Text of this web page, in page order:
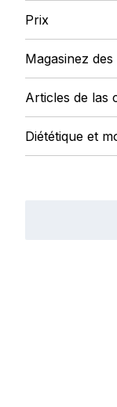
Prix
Magasinez
Articles de las
Diététique et